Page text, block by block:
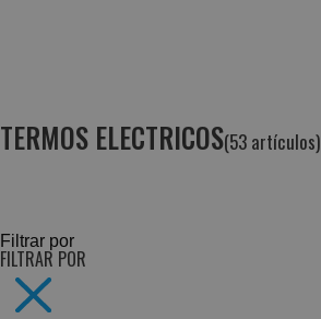
TERMOS ELECTRICOS(53 artículos)
Filtrar por
FILTRAR POR